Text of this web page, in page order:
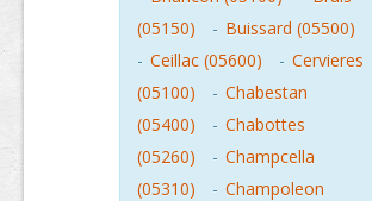
(05150)
- Buissard (05500)
- Ceillac (05600) - Cervieres
(05100)
- Chabestan
(05400)
- Chabottes
(05260)
- Champcella
(05310)
- Champoleon